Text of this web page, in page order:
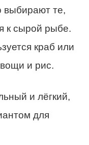
выбирают те,
к сырой рыбе.
краб или
и рис.
и лёгкий,
для